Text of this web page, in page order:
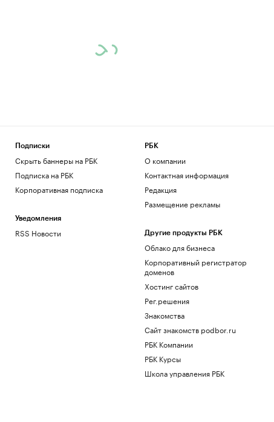
Подписки
Скрыть баннеры на РБК
Подписка на РБК
Корпоративная подписка
Уведомления
RSS Новости
РБК
О компании
Контактная информация
Редакция
Размещение рекламы
Другие продукты РБК
Облако для бизнеса
Корпоративный регистратор
доменов
Хостинг сайтов
Рег.решения
Знакомства
Сайт знакомств podbor.ru
РБК Компании
РБК Курсы
Школа управления РБК